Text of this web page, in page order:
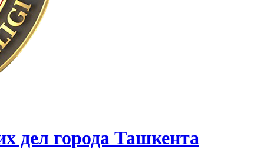
дел города Ташкента